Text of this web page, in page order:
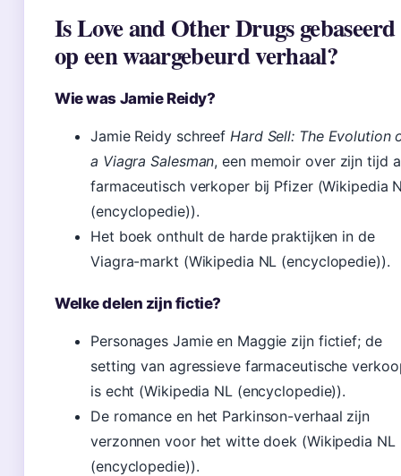
Is Love and Other Drugs gebaseerd
op een waargebeurd verhaal?
Wie was Jamie Reidy?
Jamie Reidy schreef Hard Sell: The Evolution
a Viagra Salesman, een memoir over zijn tijd
farmaceutisch verkoper bij Pfizer (Wikipedia
(encyclopedie)).
Het boek onthult de harde praktijken in de
Viagra-markt (Wikipedia NL (encyclopedie)).
Welke delen zijn fictie?
Personages Jamie en Maggie zijn fictief; de
setting van agressieve farmaceutische
is echt (Wikipedia NL (encyclopedie)).
De romance en het Parkinson-verhaal zijn
verzonnen voor het witte doek (Wikipedia NL
(encyclopedie)).